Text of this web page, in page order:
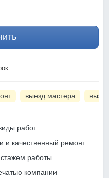
выезд мастера
работ
и качественный ремонт
работы
компании